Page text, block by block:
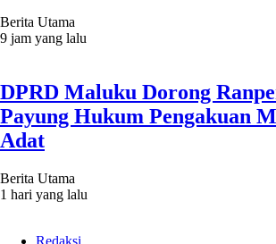
Berita Utama
9 jam yang lalu
DPRD Maluku Dorong
Payung Hukum Pengakuan
Adat
Berita Utama
1 hari yang lalu
Redaksi